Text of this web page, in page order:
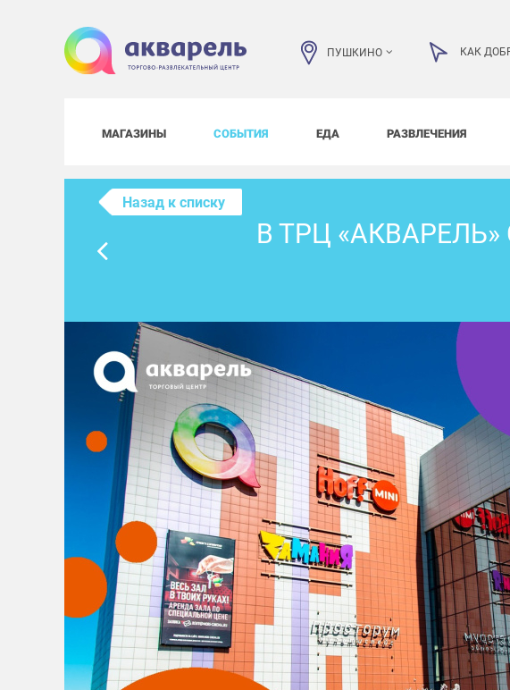
ПУШКИНО КАК
МАГАЗИНЫ СОБЫТИЯ ЕДА РАЗВЛЕЧЕНИЯ
Назад к списку
В ТРЦ